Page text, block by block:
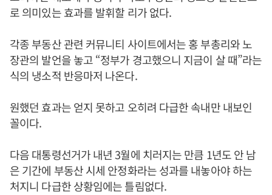
로 의미있는 효과를 발휘할 리가 없다.
각종 부동산 관련 커뮤니티 사이트에서는 홍 부총리와 노
장관의 발언을 놓고 “정부가 경고했으니 지금이 살 때”라는
식의 냉소적 반응마저 나온다.
원했던 효과는 얻지 못하고 오히려 다급한 속내만 내보인
꼴이다.
다음 대통령선거가 내년 3월에 치러지는 만큼 1년도 안 남
은 기간에 부동산 시세 안정화라는 성과를 내놓아야 하는
처지니 다급한 상황임에는 틀림없다.